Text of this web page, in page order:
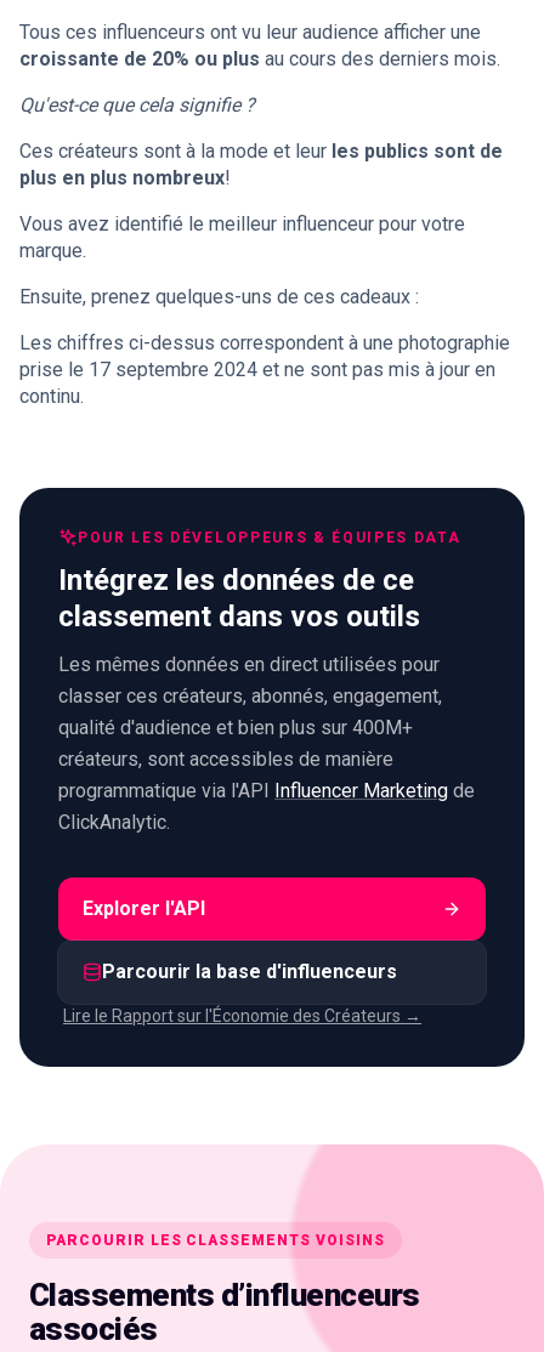
Tous ces influenceurs ont vu leur audience afficher une
croissante de 20% ou plus au cours des derniers mois.
Qu'est-ce que cela signifie ?
Ces créateurs sont à la mode et leur les publics sont de
plus en plus nombreux!
Vous avez identifié le meilleur influenceur pour votre
marque.
Ensuite, prenez quelques-uns de ces cadeaux :
Les chiffres ci-dessus correspondent à une photographie
prise le 17 septembre 2024 et ne sont pas mis à jour en
continu.
POUR LES DÉVELOPPEURS & ÉQUIPES DATA
Intégrez les données de ce
classement dans vos outils
Les mêmes données en direct utilisées pour
classer ces créateurs, abonnés, engagement,
qualité d'audience et bien plus sur 400M+
créateurs, sont accessibles de manière
programmatique via l'API Influencer Marketing de
ClickAnalytic.
Explorer l'API
Parcourir la base d'influenceurs
Lire le Rapport sur l'Économie des Créateurs →
PARCOURIR LES CLASSEMENTS VOISINS
Classements d’influenceurs
associés